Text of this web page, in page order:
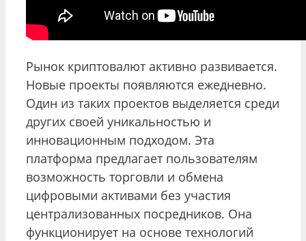
Рынок криптовалют активно развивается.
Новые проекты появляются ежедневно.
Один из таких проектов выделяется среди
других своей уникальностью и
инновационным подходом. Эта
платформа предлагает пользователям
возможность торговли и обмена
цифровыми активами без участия
централизованных посредников. Она
функционирует на основе технологий